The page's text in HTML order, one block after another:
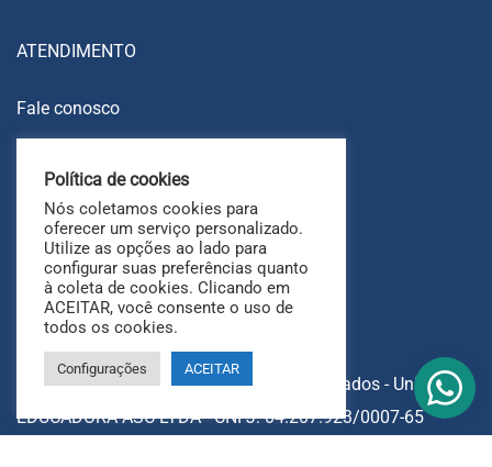
ATENDIMENTO
Fale conosco
Ouvidoria
FAQ
Copyright © 2025 Todos os direitos reservados - UniAri.
EDUCADORA ASC LTDA - CNPJ: 04.207.923/0007-65
Política de cookies
Nós coletamos cookies para
oferecer um serviço personalizado.
Utilize as opções ao lado para
configurar suas preferências quanto
à coleta de cookies. Clicando em
ACEITAR, você consente o uso de
todos os cookies.
Configurações ACEITAR